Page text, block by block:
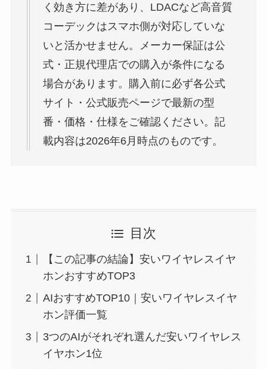
く効き方に差があり、LDACなど高音質
コーデックはスマホ側が対応していな
いと活かせません。メーカー保証は公
式・正規代理店での購入が条件になる
場合があります。購入前に必ず各公式
サイト・公式販売ページで最新の型
番・価格・仕様をご確認ください。記
載内容は2026年6月時点のものです。
目次
【この記事の結論】安いワイヤレスイヤ
ホンおすすめTOP3
AIおすすめTOP10｜安いワイヤレスイヤ
ホン評価一覧
3つのAIがそれぞれ選んだ安いワイヤレス
イヤホン1位